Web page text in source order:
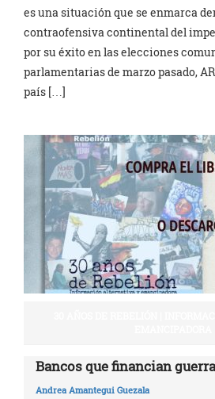
es una situación que se enmarca
contraofensiva continental del
por su éxito en las elecciones
parlamentarias de marzo pasado,
país […]
Bancos que financian
Andrea Amantegui Guezala